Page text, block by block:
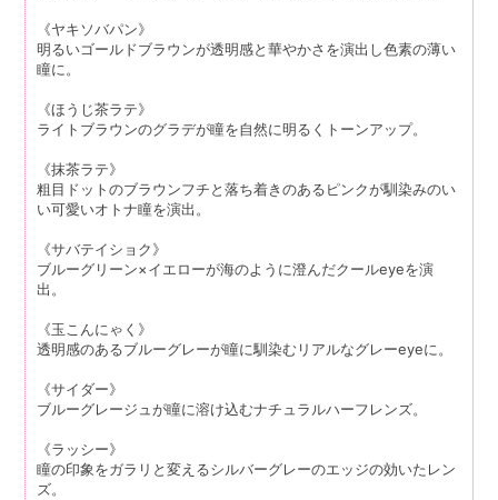
《ヤキソバパン》
明るいゴールドブラウンが透明感と華やかさを演出し色素の薄い
瞳に。
《ほうじ茶ラテ》
ライトブラウンのグラデが瞳を自然に明るくトーンアップ。
《抹茶ラテ》
粗目ドットのブラウンフチと落ち着きのあるピンクが馴染みのい
い可愛いオトナ瞳を演出。
《サバテイショク》
ブルーグリーン×イエローが海のように澄んだクールeyeを演
出。
《玉こんにゃく》
透明感のあるブルーグレーが瞳に馴染むリアルなグレーeyeに。
《サイダー》
ブルーグレージュが瞳に溶け込むナチュラルハーフレンズ。
《ラッシー》
瞳の印象をガラリと変えるシルバーグレーのエッジの効いたレン
ズ。